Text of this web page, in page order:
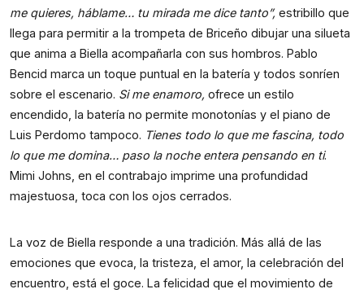
me quieres, háblame… tu mirada me dice tanto”, estribillo que
llega para permitir a la trompeta de Briceño dibujar una silueta
que anima a Biella acompañarla con sus hombros. Pablo
Bencid marca un toque puntual en la batería y todos sonríen
sobre el escenario. Si me enamoro, ofrece un estilo
encendido, la batería no permite monotonías y el piano de
Luis Perdomo tampoco. Tienes todo lo que me fascina, todo
lo que me domina… paso la noche entera pensando en ti.
Mimi Johns, en el contrabajo imprime una profundidad
majestuosa, toca con los ojos cerrados.
La voz de Biella responde a una tradición. Más allá de las
emociones que evoca, la tristeza, el amor, la celebración del
encuentro, está el goce. La felicidad que el movimiento de